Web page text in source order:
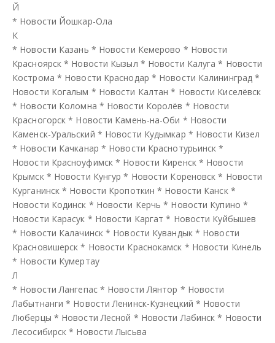
Й
* Новости Йошкар-Ола
К
* Новости Казань * Новости Кемерово * Новости
Красноярск * Новости Кызыл * Новости Калуга * Новости
Кострома * Новости Краснодар * Новости Калининград *
Новости Когалым * Новости Калтан * Новости Киселёвск
* Новости Коломна * Новости Королёв * Новости
Красногорск * Новости Камень-на-Оби * Новости
Каменск-Уральский * Новости Кудымкар * Новости Кизел
* Новости Качканар * Новости Краснотурьинск *
Новости Красноуфимск * Новости Киренск * Новости
Крымск * Новости Кунгур * Новости Кореновск * Новости
Курганинск * Новости Кропоткин * Новости Канск *
Новости Кодинск * Новости Керчь * Новости Купино *
Новости Карасук * Новости Каргат * Новости Куйбышев
* Новости Калачинск * Новости Кувандык * Новости
Красновишерск * Новости Краснокамск * Новости Кинель
* Новости Кумертау
Л
* Новости Лангепас* Новости Лянтор * Новости
Лабытнанги * Новости Ленинск-Кузнецкий * Новости
Люберцы * Новости Лесной * Новости Лабинск * Новости
Лесосибирск * Новости Лысьва